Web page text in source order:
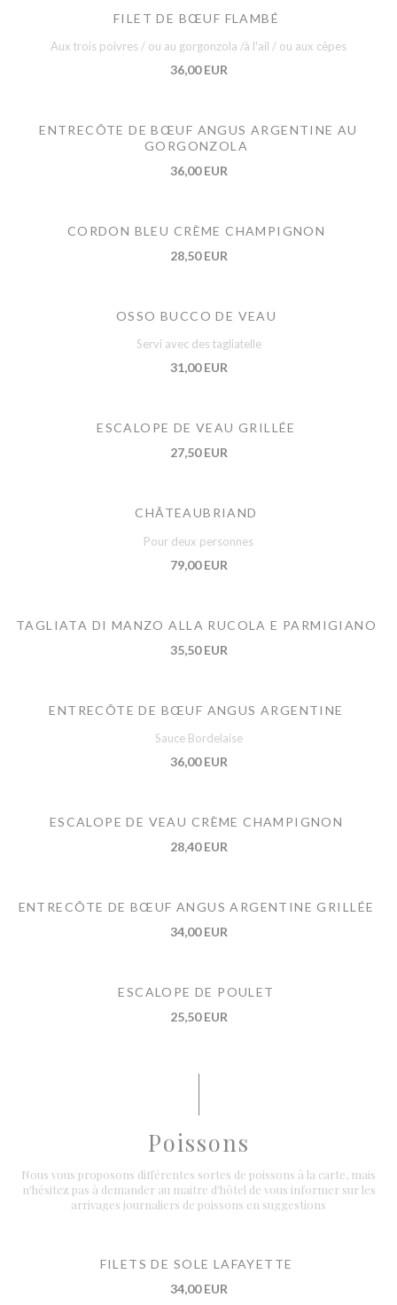
FILET DE BŒUF FLAMBÉ
Aux trois poivres / ou au gorgonzola /à l'ail / ou aux cèpes
36,00 EUR
ENTRECÔTE DE BŒUF ANGUS ARGENTINE AU
GORGONZOLA
36,00 EUR
CORDON BLEU CRÈME CHAMPIGNON
28,50 EUR
OSSO BUCCO DE VEAU
Servi avec des tagliatelle
31,00 EUR
ESCALOPE DE VEAU GRILLÉE
27,50 EUR
CHÂTEAUBRIAND
Pour deux personnes
79,00 EUR
TAGLIATA DI MANZO ALLA RUCOLA E PARMIGIANO
35,50 EUR
ENTRECÔTE DE BŒUF ANGUS ARGENTINE
Sauce Bordelaise
36,00 EUR
ESCALOPE DE VEAU CRÈME CHAMPIGNON
28,40 EUR
ENTRECÔTE DE BŒUF ANGUS ARGENTINE GRILLÉE
34,00 EUR
ESCALOPE DE POULET
25,50 EUR
Poissons
Nous vous proposons différentes sortes de poissons à la carte, mais
n'hésitez pas à demander au maitre d'hôtel de vous informer sur les
arrivages journaliers de poissons en suggestions
FILETS DE SOLE LAFAYETTE
34,00 EUR